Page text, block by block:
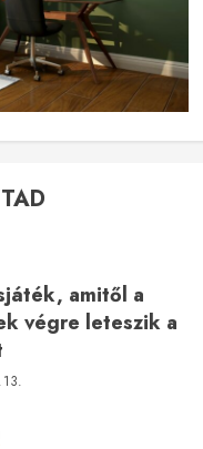
amitől a
végre leteszik a